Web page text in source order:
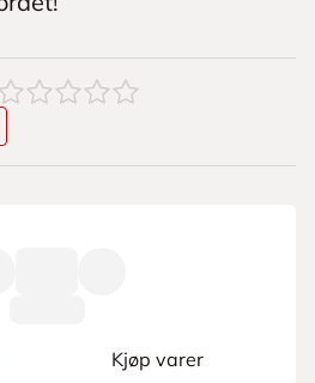
av5stjerner
Kjøp varer